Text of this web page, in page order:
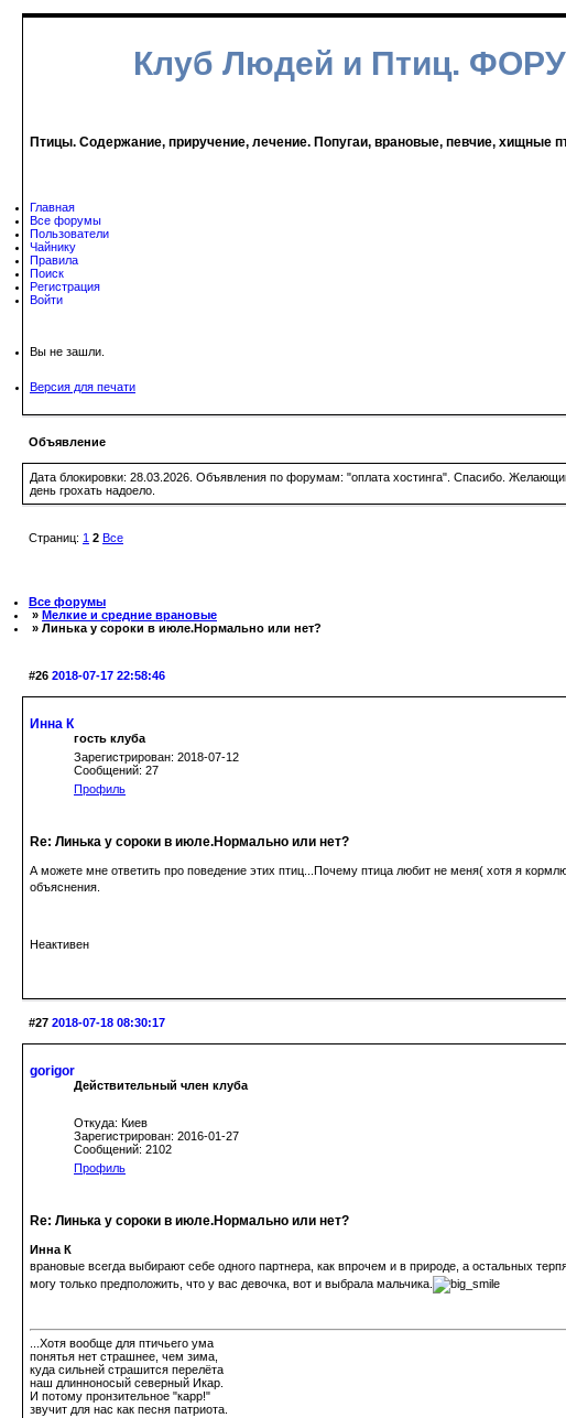
Клуб Людей и Птиц.
Птицы. Содержание, приручение, лечение. Попугаи, врановые, певчие, хищные
Главная
Все форумы
Пользователи
Чайнику
Правила
Поиск
Регистрация
Войти
Вы не зашли.
Версия для печати
Объявление
Дата блокировки: 28.03.2026. Объявления по форумам: "оплата хостинга". Спасибо.
день грохать надоело.
Страниц: 1 2 Все
Все форумы
» Мелкие и средние врановые
» Линька у сороки в июле.Нормально или нет?
#26 2018-07-17 22:58:46
Инна К
гость клуба
Зарегистрирован: 2018-07-12
Сообщений: 27
Профиль
Re: Линька у сороки в июле.Нормально или нет?
А можете мне ответить про поведение этих птиц...Почему птица любит не меня( хотя я
объяснения.
Неактивен
#27 2018-07-18 08:30:17
gorigor
Действительный член клуба
Откуда: Киев
Зарегистрирован: 2016-01-27
Сообщений: 2102
Профиль
Re: Линька у сороки в июле.Нормально или нет?
Инна К
врановые всегда выбирают себе одного партнера, как впрочем и в природе, а остальных
могу только предположить, что у вас девочка, вот и выбрала мальчика.
...Хотя вообще для птичьего ума
понятья нет страшнее, чем зима,
куда сильней страшится перелёта
наш длинноносый северный Икар.
И потому пронзительное "карр!"
звучит для нас как песня патриота.